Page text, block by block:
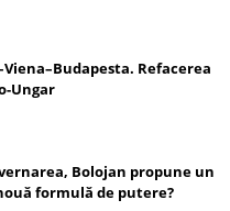
Refacerea
Ungar
Bolojan propune un
formulă de putere?